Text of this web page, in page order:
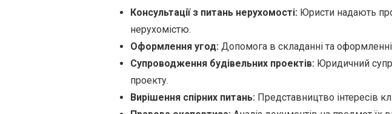
Консультації з питань нерухомості: Юристи надають
нерухомістю.
Оформлення угод: Допомога в складанні та
Супроводження будівельних проектів: Юридичний
проекту.
Вирішення спірних питань: Представництво інтересів